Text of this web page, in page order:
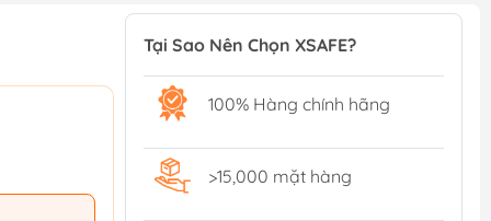
Tại Sao Nên Chọn XSAFE?
100% Hàng chính hãng
>15,000 mặt hàng